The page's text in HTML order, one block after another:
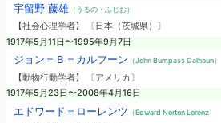
宇留野 藤雄（うるの・ふじお）
【社会心理学者】 〔日本（茨城県）〕
1917年5月11日〜1995年9月7日
ジョン＝Ｂ＝カルフーン （John Bumpass Calhoun）
【動物行動学者】 〔アメリカ〕
1917年5月23日〜2008年4月16日
エドワード＝ローレンツ （Edward Norton Lorenz）